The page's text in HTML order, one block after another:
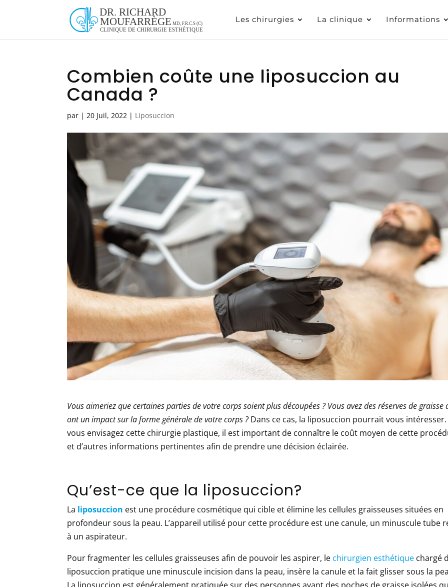
Les chirurgies La clinique Informations
Combien coûte une liposuccion au
Canada ?
par |20 Juil, 2022 | Liposuccion
Vous aimeriez que certaines parties de votre corps soient plus découpées ? Vous avez des réserves de graisse
ont un impact sur la forme générale de votre corps ?Dans ce cas, la liposuccion pourrait vous intéresser.
vous envisagez cette chirurgie plastique, il est important de connaître le coût moyen de cette
et d’autres informations pertinentes afin de prendre une décision éclairée.
Qu’est-ce que la liposuccion?
La liposuccion est une procédure cosmétique qui cible et élimine les cellules graisseuses situées en
profondeur sous la peau. L’appareil utilisé pour cette procédure est une canule, un minuscule tube
à un aspirateur.
Pour fragmenter les cellules graisseuses afin de pouvoir les aspirer, le chirurgien esthétique chargé
liposuccion pratique une minuscule incision dans la peau, insère la canule et la fait glisser sous la